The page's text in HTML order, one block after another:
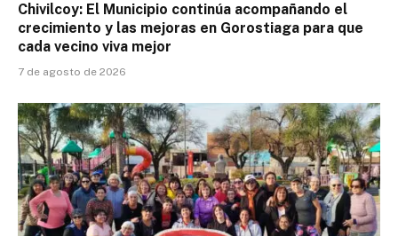
Chivilcoy: El Municipio continúa acompañando el
crecimiento y las mejoras en Gorostiaga para que
cada vecino viva mejor
7 de agosto de 2026